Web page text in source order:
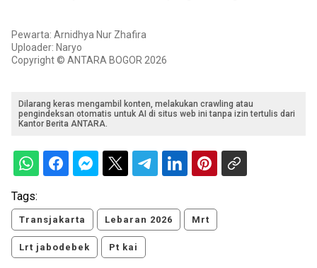
Pewarta: Arnidhya Nur Zhafira
Uploader: Naryo
Copyright © ANTARA BOGOR 2026
Dilarang keras mengambil konten, melakukan crawling atau
pengindeksan otomatis untuk AI di situs web ini tanpa izin tertulis dari
Kantor Berita ANTARA.
Tags:
Transjakarta Lebaran 2026 Mrt
Lrt jabodebek Pt kai